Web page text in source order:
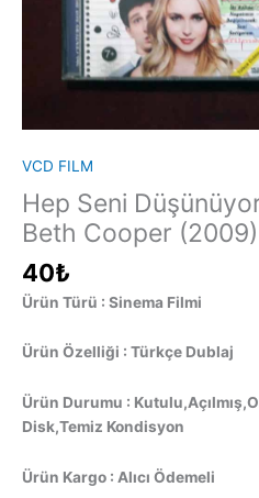
VCD FILM
Hep Seni
Beth Cooper
40₺
Ürün Türü : Sinema Filmi
Ürün Özelliği : Türkçe Dublaj
Ürün Durumu :
Disk,Temiz Kondisyon
Ürün Kargo : Alıcı Ödemeli